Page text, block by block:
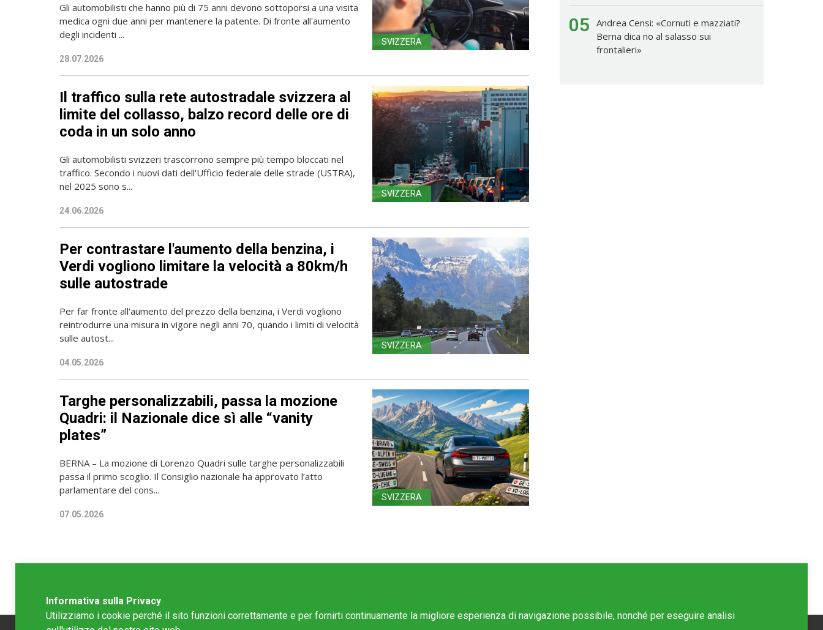
Gli automobilisti che hanno più di 75 anni devono sottoporsi a una visita
medica ogni due anni per mantenere la patente. Di fronte all'aumento
degli incidenti ...
28.07.2026
SVIZZERA
Il traffico sulla rete autostradale svizzera al
limite del collasso, balzo record delle ore di
coda in un solo anno
Gli automobilisti svizzeri trascorrono sempre più tempo bloccati nel
traffico. Secondo i nuovi dati dell'Ufficio federale delle strade (USTRA),
nel 2025 sono s...
24.06.2026
SVIZZERA
Per contrastare l'aumento della benzina, i
Verdi vogliono limitare la velocità a 80km/h
sulle autostrade
Per far fronte all'aumento del prezzo della benzina, i Verdi vogliono
reintrodurre una misura in vigore negli anni 70, quando i limiti di velocità
sulle autost...
04.05.2026
SVIZZERA
Targhe personalizzabili, passa la mozione
Quadri: il Nazionale dice sì alle “vanity
plates”
BERNA – La mozione di Lorenzo Quadri sulle targhe personalizzabili
passa il primo scoglio. Il Consiglio nazionale ha approvato l’atto
parlamentare del cons...
07.05.2026
SVIZZERA
05 Andrea Censi: «Cornuti e mazziati?
Berna dica no al salasso sui
frontalieri»
Informativa sulla Privacy
Utilizziamo i cookie perché il sito funzioni correttamente e per fornirti continuamente la migliore esperienza di navigazione possibile, nonché per eseguire analisi